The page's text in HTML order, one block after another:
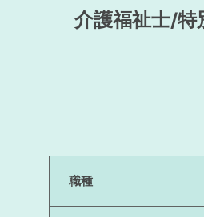
介護福祉士/特
職種